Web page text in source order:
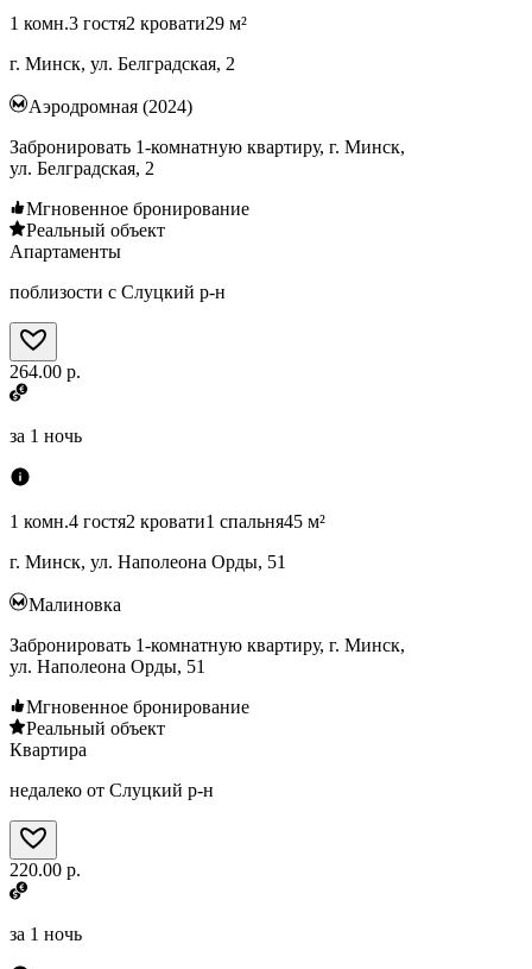
1 комн.3 гостя2 кровати29 м²
г. Минск, ул. Белградская, 2
Аэродромная (2024)
Забронировать 1-комнатную квартиру, г. Минск,
ул. Белградская, 2
Мгновенное бронирование
Реальный объект
Апартаменты
поблизости с Слуцкий р-н
264.00 р.
за 1 ночь
1 комн.4 гостя2 кровати1 спальня45 м²
г. Минск, ул. Наполеона Орды, 51
Малиновка
Забронировать 1-комнатную квартиру, г. Минск,
ул. Наполеона Орды, 51
Мгновенное бронирование
Реальный объект
Квартира
недалеко от Слуцкий р-н
220.00 р.
за 1 ночь